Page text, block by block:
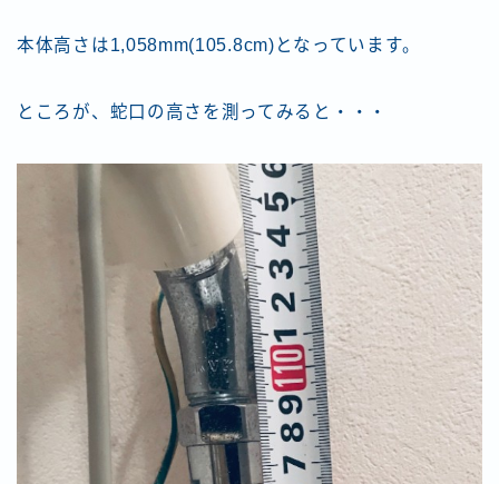
本体高さは1,058mm(105.8cm)となっています。
ところが、蛇口の高さを測ってみると・・・